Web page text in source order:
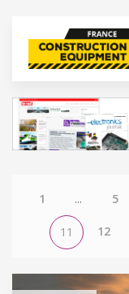
1 ... 5
11 12